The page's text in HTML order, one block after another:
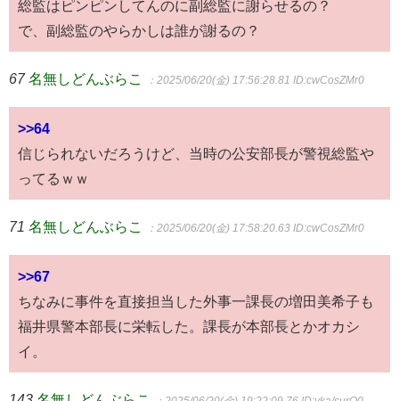
総監はピンピンしてんのに副総監に謝らせるの？
で、副総監のやらかしは誰が謝るの？
67 名無しどんぶらこ ：2025/06/20(金) 17:56:28.81 ID:cwCosZMr0
>>64
信じられないだろうけど、当時の公安部長が警視総監や
ってるｗｗ
71 名無しどんぶらこ ：2025/06/20(金) 17:58:20.63 ID:cwCosZMr0
>>67
ちなみに事件を直接担当した外事一課長の増田美希子も
福井県警本部長に栄転した。課長が本部長とかオカシ
イ。